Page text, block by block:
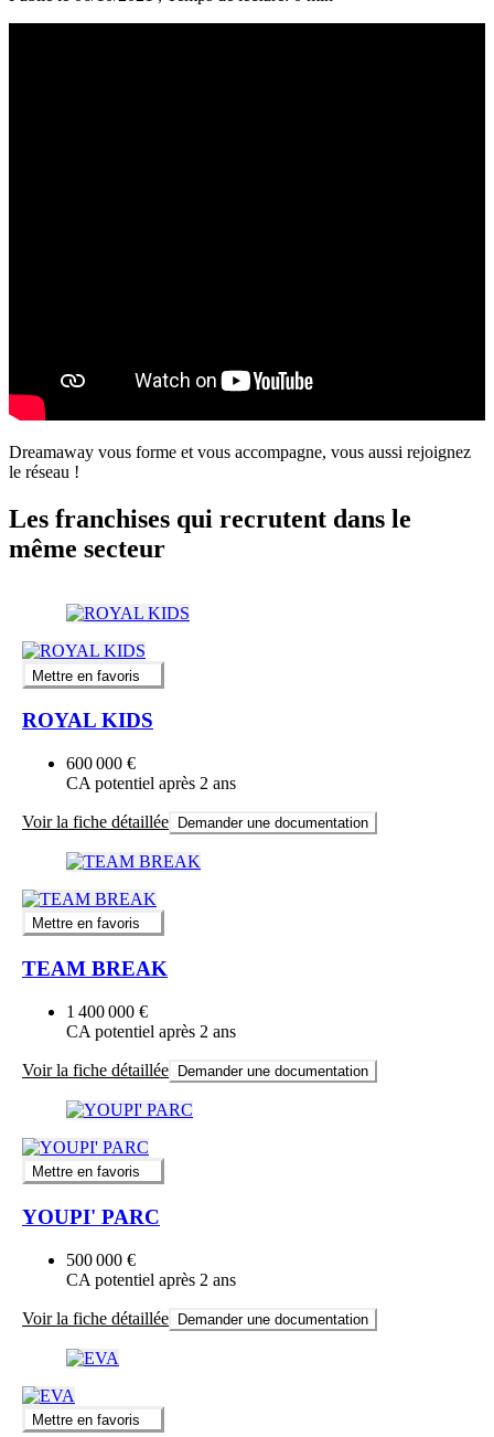
Dreamaway vous forme et vous accompagne, vous aussi rejoignez
le réseau !
Les franchises qui recrutent dans le
même secteur
Mettre en favoris
ROYAL KIDS
600 000 €
CA potentiel après 2 ans
Voir la fiche détaillée Demander une documentation
Mettre en favoris
TEAM BREAK
1 400 000 €
CA potentiel après 2 ans
Voir la fiche détaillée Demander une documentation
Mettre en favoris
YOUPI' PARC
500 000 €
CA potentiel après 2 ans
Voir la fiche détaillée Demander une documentation
Mettre en favoris